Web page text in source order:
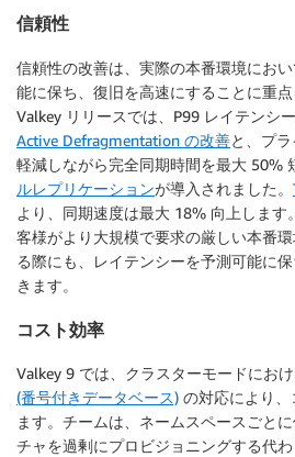
信頼性
信頼性の改善は、実際の本番環境にお
能に保ち、復旧を高速にすることに重
Valkey リリースでは、P99 レイテンシ
Active Defragmentation の改善と、プ
軽減しながら完全同期時間を最大 50%
ルレプリケーションが導入されました。
より、同期速度は最大 18% 向上します
客様がより大規模で要求の厳しい本番
る際にも、レイテンシーを予測可能に
きます。
コスト効率
Valkey 9 では、クラスターモードにおけ
(番号付きデータベース) の対応により
ます。チームは、ネームスペースごと
チャを過剰にプロビジョニングする代